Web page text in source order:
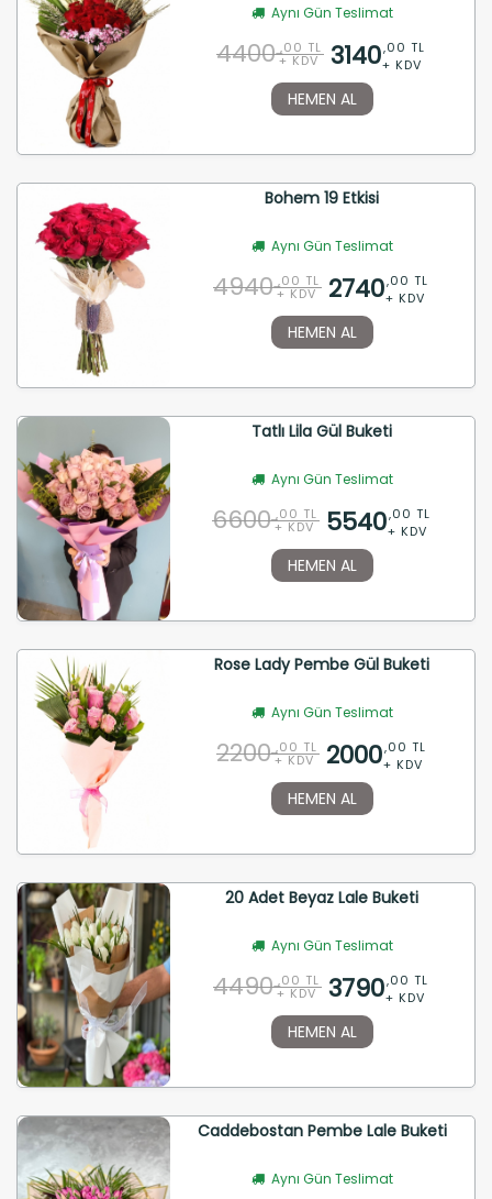
Aynı Gün Teslimat
4400 ,00 TL
+ KDV 3140,00 TL
+ KDV
HEMEN AL
Bohem 19 Etkisi
Aynı Gün Teslimat
4940 ,00 TL
+ KDV 2740,00 TL
+ KDV
HEMEN AL
Tatlı Lila Gül Buketi
Aynı Gün Teslimat
6600 ,00 TL
+ KDV 5540,00 TL
+ KDV
HEMEN AL
Rose Lady Pembe Gül Buketi
Aynı Gün Teslimat
2200 ,00 TL
+ KDV 2000,00 TL
+ KDV
HEMEN AL
20 Adet Beyaz Lale Buketi
Aynı Gün Teslimat
4490 ,00 TL
+ KDV 3790,00 TL
+ KDV
HEMEN AL
Caddebostan Pembe Lale Buketi
Aynı Gün Teslimat